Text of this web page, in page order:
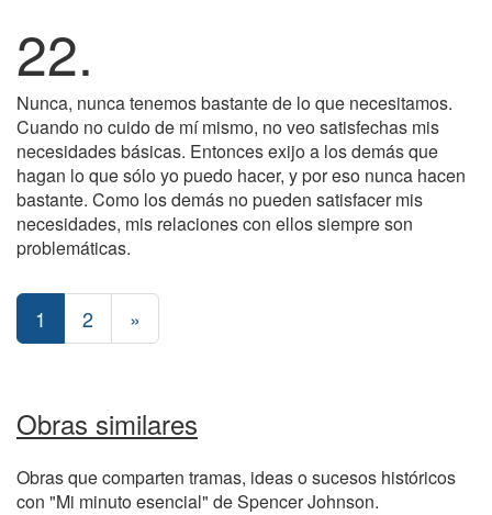
22.
Nunca, nunca tenemos bastante de lo que necesitamos.
Cuando no cuido de mí mismo, no veo satisfechas mis
necesidades básicas. Entonces exijo a los demás que
hagan lo que sólo yo puedo hacer, y por eso nunca hacen
bastante. Como los demás no pueden satisfacer mis
necesidades, mis relaciones con ellos siempre son
problemáticas.
1 2 »
Obras similares
Obras que comparten tramas, ideas o sucesos históricos
con "Mi minuto esencial" de Spencer Johnson.